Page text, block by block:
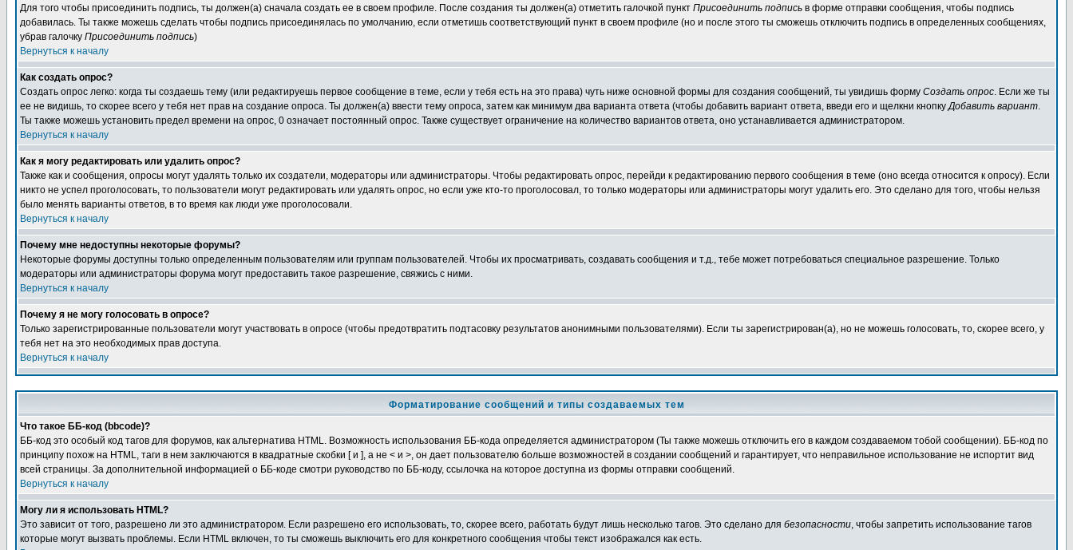
Для того чтобы присоединить подпись, ты должен(а) сначала создать ее в своем профиле. После создания ты должен(а) отметить галочкой пункт Присоединить подпись в форме отправки сообщения, чтобы подпись
добавилась. Ты также можешь сделать чтобы подпись присоединялась по умолчанию, если отметишь соответствующий пункт в своем профиле (но и после этого ты сможешь отключить подпись в определенных сообщениях,
убрав галочку Присоединить подпись)
Вернуться к началу
Как создать опрос?
Создать опрос легко: когда ты создаешь тему (или редактируешь первое сообщение в теме, если у тебя есть на это права) чуть ниже основной формы для создания сообщений, ты увидишь форму Создать опрос. Если же ты
ее не видишь, то скорее всего у тебя нет прав на создание опроса. Ты должен(а) ввести тему опроса, затем как минимум два варианта ответа (чтобы добавить вариант ответа, введи его и щелкни кнопкуДобавить вариант.
Ты также можешь установить предел времени на опрос, 0 означает постоянный опрос. Также существует ограничение на количество вариантов ответа, оно устанавливается администратором.
Вернуться к началу
Как я могу редактировать или удалить опрос?
Также как и сообщения, опросы могут удалять только их создатели, модераторы или администраторы. Чтобы редактировать опрос, перейди к редактированию первого сообщения в теме (оно всегда относится к опросу). Если
никто не успел проголосовать, то пользователи могут редактировать или удалять опрос, но если уже кто-то проголосовал, то только модераторы или администраторы могут удалить его. Это сделано для того, чтобы нельзя
было менять варианты ответов, в то время как люди уже проголосовали.
Вернуться к началу
Почему мне недоступны некоторые форумы?
Некоторые форумы доступны только определенным пользователям или группам пользователей. Чтобы их просматривать, создавать сообщения и т.д., тебе может потребоваться специальное разрешение. Только
модераторы или администраторы форума могут предоставить такое разрешение, свяжись с ними.
Вернуться к началу
Почему я не могу голосовать в опросе?
Только зарегистрированные пользователи могут участвовать в опросе (чтобы предотвратить подтасовку результатов анонимными пользователями). Если ты зарегистрирован(а), но не можешь голосовать, то, скорее всего, у
тебя нет на это необходимых прав доступа.
Вернуться к началу
Форматирование сообщений и типы создаваемых тем
Что такое ББ-код (bbcode)?
ББ-код это особый код тагов для форумов, как альтернатива HTML. Возможность использования ББ-кода определяется администратором (Ты также можешь отключить его в каждом создаваемом тобой сообщении). ББ-код по
принципу похож на HTML, таги в нем заключаются в квадратные скобки [ и ], а не < и >, он дает пользователю больше возможностей в создании сообщений и гарантирует, что неправильное использование не испортит вид
всей страницы. За дополнительной информацией о ББ-коде смотри руководство по ББ-коду, ссылочка на которое доступна из формы отправки сообщений.
Вернуться к началу
Могу ли я использовать HTML?
Это зависит от того, разрешено ли это администратором. Если разрешено его использовать, то, скорее всего, работать будут лишь несколько тагов. Это сделано для безопасности, чтобы запретить использование тагов
которые могут вызвать проблемы. Если HTML включен, то ты сможешь выключить его для конкретного сообщения чтобы текст изображался как есть.